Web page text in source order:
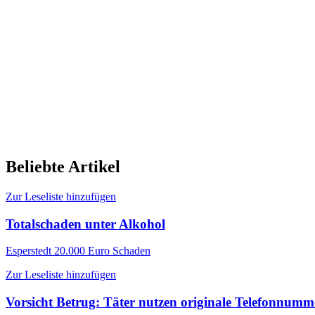
Beliebte Artikel
Zur Leseliste hinzufügen
Totalschaden unter Alkohol
Esperstedt 20.000 Euro Schaden
Zur Leseliste hinzufügen
Vorsicht Betrug: Täter nutzen originale